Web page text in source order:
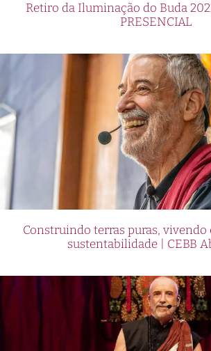
Retiro da Iluminação do Buda
PRESENCIAL
Construindo terras puras, vivendo
sustentabilidade | CEBB